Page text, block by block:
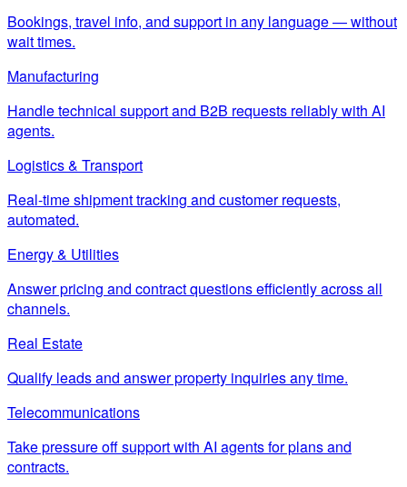
Bookings, travel info, and support in any language — without
wait times.
Manufacturing
Handle technical support and B2B requests reliably with AI
agents.
Logistics & Transport
Real-time shipment tracking and customer requests,
automated.
Energy & Utilities
Answer pricing and contract questions efficiently across all
channels.
Real Estate
Qualify leads and answer property inquiries any time.
Telecommunications
Take pressure off support with AI agents for plans and
contracts.